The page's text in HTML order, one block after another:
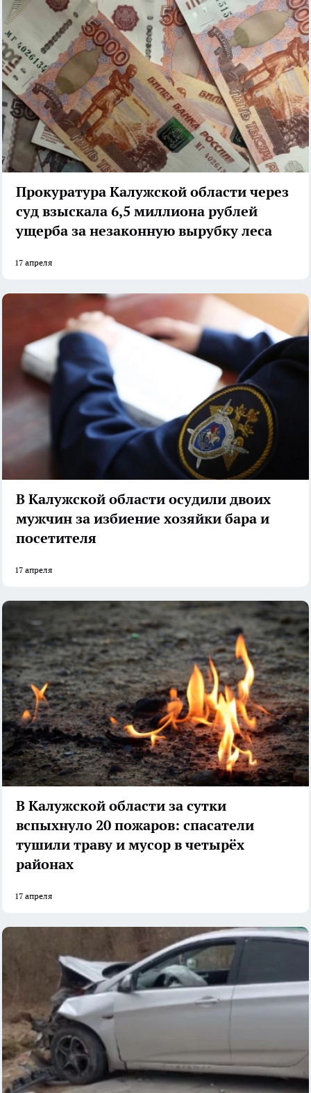
Прокуратура Калужской области через
суд взыскала 6,5 миллиона рублей
ущерба за незаконную вырубку леса
17 апреля
В Калужской области осудили двоих
мужчин за избиение хозяйки бара и
посетителя
17 апреля
В Калужской области за сутки
вспыхнуло 20 пожаров: спасатели
тушили траву и мусор в четырёх
районах
17 апреля